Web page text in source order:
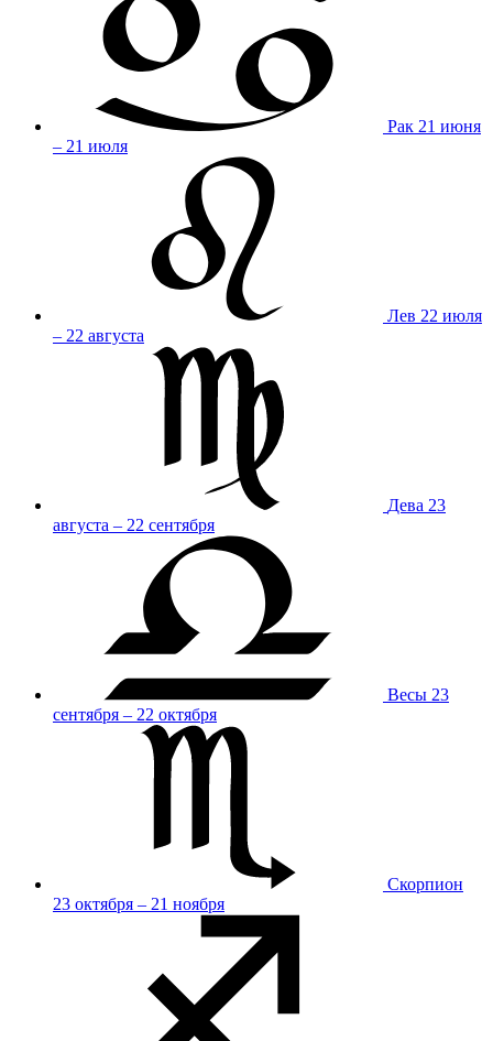
Рак 21 июня
– 21 июля
Лев 22 июля
– 22 августа
Дева 23
августа – 22 сентября
Весы 23
сентября – 22 октября
Скорпион
23 октября – 21 ноября